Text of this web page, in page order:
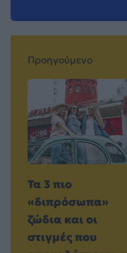
Προηγούμενο
Τα 3 πιο
«διπρόσωπα»
ζώδια και οι
στιγμές που